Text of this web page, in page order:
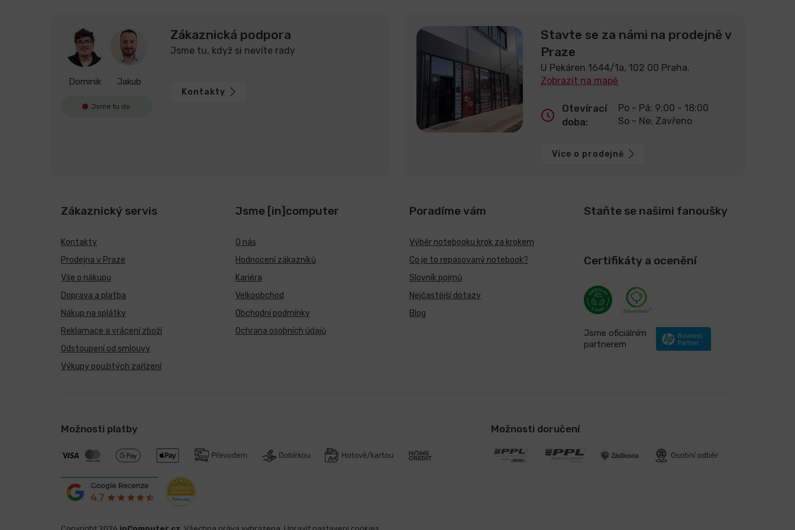
Dominik Jakub
Jsme tu do
Zákaznická podpora
Jsme tu, když si nevíte rady
Kontakty
Stavte se za námi na prodejně v
Praze
U Pekáren 1644/1a, 102 00 Praha.
Zobrazit na mapě
Otevírací
doba:
Po - Pá: 9:00 - 18:00
So - Ne: Zavřeno
Více o prodejně
Zákaznický servis
Kontakty
Prodejna v Praze
Vše o nákupu
Doprava a platba
Nákup na splátky
Reklamace a vrácení zboží
Odstoupení od smlouvy
Výkupy použitých zařízení
Jsme [in]computer
O nás
Hodnocení zákazníků
Kariéra
Velkoobchod
Obchodní podmínky
Ochrana osobních údajů
Poradíme vám
Výběr notebooku krok za krokem
Co je to repasovaný notebook?
Slovník pojmů
Nejčastější dotazy
Blog
Staňte se našimi fanoušky
Certifikáty a ocenění
Jsme oficiálním
partnerem
Možnosti platby Možnosti doručení